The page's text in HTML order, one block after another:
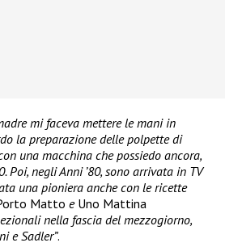
mi faceva mettere le mani in
la preparazione delle polpette di
una macchina che possiedo ancora,
Poi, negli Anni ’80, sono arrivata in TV
una pioniera anche con le ricette
Matto e Uno Mattina
nella fascia del mezzogiorno,
e Sadler”.